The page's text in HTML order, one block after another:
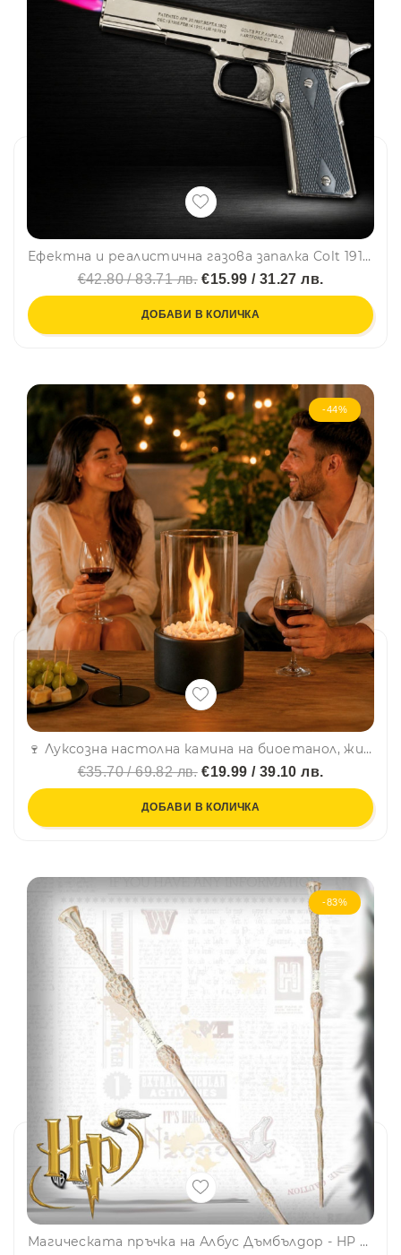
Ефектна и реалистична газова запалка Colt 1911 🔥, метален корпус, ветроупорна
€42.80 / 83.71 лв.€15.99 / 31.27 лв.
ДОБАВИ В КОЛИЧКА
-44%
🍷 Луксозна настолна камина на биоетанол, жив пламък, без миризми, за вътрешна и външна употреба, 21 см.
€35.70 / 69.82 лв.€19.99 / 39.10 лв.
ДОБАВИ В КОЛИЧКА
-83%
Магическата пръчка на Албус Дъмбълдор - HP ⚡, колекционерска пръчка